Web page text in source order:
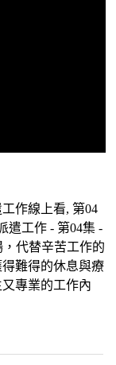
作線上看, 第04
遣工作 - 第04集 -
代替辛苦工作的
難得的休息與療
專業的工作內